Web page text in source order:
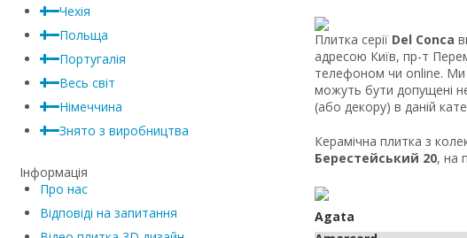
Плитка серії Del Conca
адресою Київ, пр-т
телефоном чи online. Ми
можуть бути допущені
(або декору) в даній
Керамічна плитка з
Берестейський 20, на
Agata
Чехія
Польща
Португалія
Весь світ
Німеччина
Знято з виробництва
Інформація
Про нас
Відповіді на запитання